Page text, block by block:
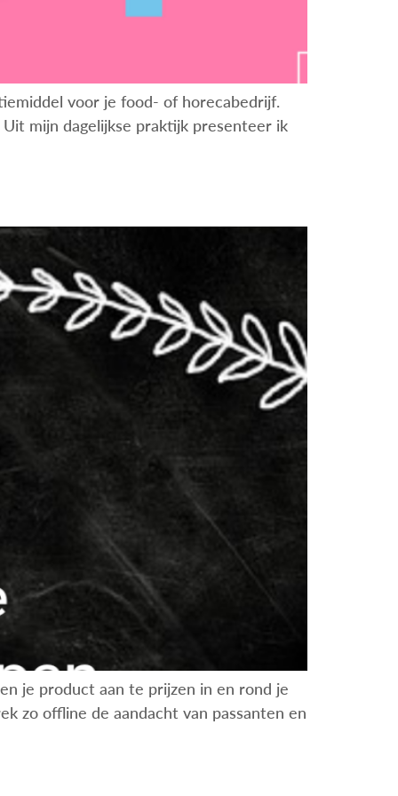
voor je food- of horecabedrijf.
mijn dagelijkse praktijk presenteer ik
je product aan te prijzen in en rond je
zo offline de aandacht van passanten en